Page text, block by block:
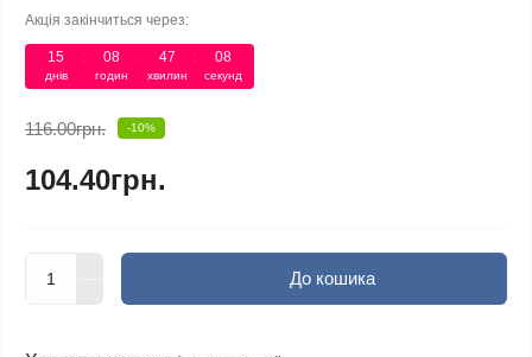
Акція закінчиться через:
15
днів
: 08
годин
: 47
хвилин
: 08
секунд
116.00грн. -10%
104.40грн.
До кошика